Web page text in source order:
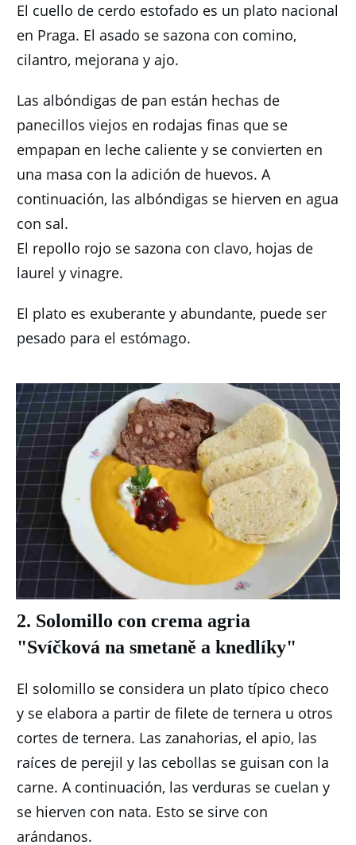
El cuello de cerdo estofado es un plato nacional
en Praga. El asado se sazona con comino,
cilantro, mejorana y ajo.
Las albóndigas de pan están hechas de
panecillos viejos en rodajas finas que se
empapan en leche caliente y se convierten en
una masa con la adición de huevos. A
continuación, las albóndigas se hierven en agua
con sal.
El repollo rojo se sazona con clavo, hojas de
laurel y vinagre.
El plato es exuberante y abundante, puede ser
pesado para el estómago.
2. Solomillo con crema agria
"Svíčková na smetaně a knedlíky"
El solomillo se considera un plato típico checo
y se elabora a partir de filete de ternera u otros
cortes de ternera. Las zanahorias, el apio, las
raíces de perejil y las cebollas se guisan con la
carne. A continuación, las verduras se cuelan y
se hierven con nata. Esto se sirve con
arándanos.